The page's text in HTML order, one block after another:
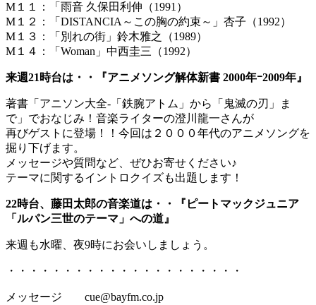
M１１：「雨音 久保田利伸（1991）
M１２：「DISTANCIA～この胸の約束～」杏子（1992）
M１３：「別れの街」鈴木雅之（1989）
M１４：「Woman」中西圭三（1992）
来週21時台は・・『アニメソング解体新書 2000年ｰ2009年』
著書「アニソン大全-「鉄腕アトム」から「鬼滅の刃」ま
で」でおなじみ！音楽ライターの澄川龍一さんが
再びゲストに登場！！今回は２０００年代のアニメソングを
掘り下げます。
メッセージや質問など、ぜひお寄せください♪
テーマに関するイントロクイズも出題します！
22時台、藤田太郎の音楽道は・・『ピートマックジュニア
「ルパン三世のテーマ」への道』
来週も水曜、夜9時にお会いしましょう。
・・・・・・・・・・・・・・・・・・・・・
メッセージ cue@bayfm.co.jp